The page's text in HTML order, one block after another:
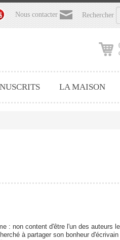
Nous contacter Rechercher
LA MAISON
: non content d'être l'un des auteurs
à partager son bonheur